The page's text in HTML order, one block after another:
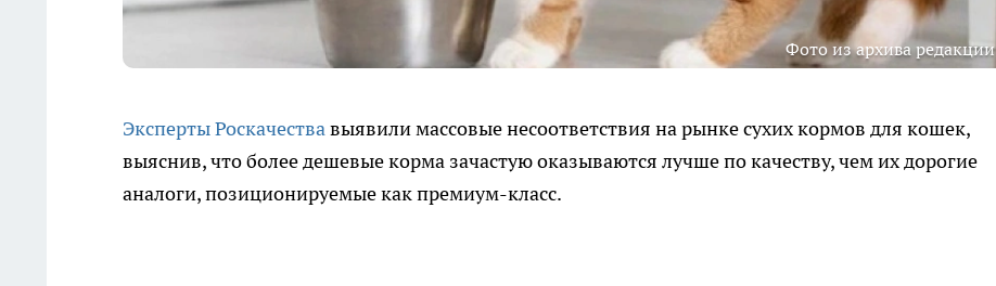
Фото из архива редакции
Эксперты Роскачествавыявили массовые несоответствия на рынке сухих кормов для кошек,
выяснив, что более дешевые корма зачастую оказываются лучше по качеству, чем их дорогие
аналоги, позиционируемые как премиум-класс.